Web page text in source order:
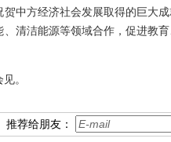
贺中方经济社会发展取得的巨大
、清洁能源等领域合作，促进教
。
推荐给朋友：